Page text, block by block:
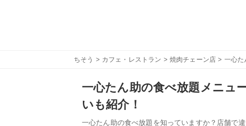
ちそう > カフェ・レストラン > 焼肉チェーン店 > 一心た
一心たん助の食べ放題メニュ
いも紹介！
一心たん助の食べ放題を知っていますか？店舗で